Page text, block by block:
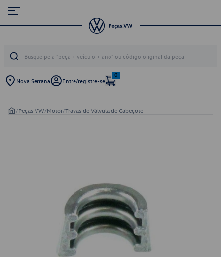
Nova Serrana Entre/registre-se
0
/Peças VW/Motor/Travas de Válvula de Cabeçote